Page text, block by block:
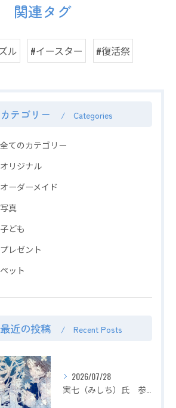
関連タグ
ル #イースター #復活祭
カテゴリー Categories
全てのカテゴリー
オリジナル
オーダーメイド
写真
子ども
プレゼント
ペット
最近の投稿 Recent Posts
2026/07/28
実七（みしち）氏 参加展示会の紹介【２０２６年８月１日～ ZEROTEN 2026 -Aichi】